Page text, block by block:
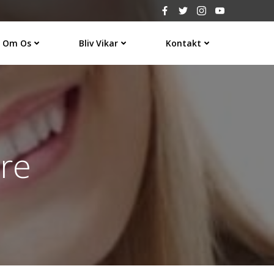
Om Os Bliv Vikar Kontakt